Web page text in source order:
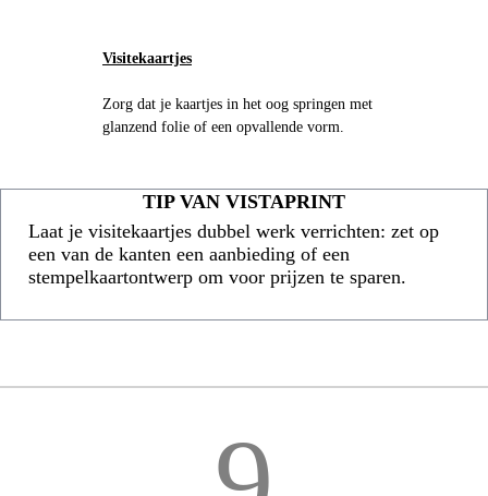
Visitekaartjes
Zorg dat je kaartjes in het oog springen met
glanzend folie of een opvallende vorm.
TIP VAN VISTAPRINT
Laat je visitekaartjes dubbel werk verrichten: zet op
een van de kanten een aanbieding of een
stempelkaartontwerp om voor prijzen te sparen.